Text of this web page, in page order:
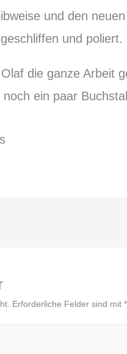
und den
und poliert.
die ganze Arbeit
ein paar
Erforderliche Felder sind mit *